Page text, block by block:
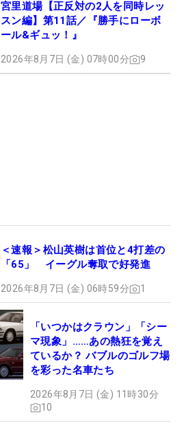
宮里道場【正反対の2人を同時レッ
スン編】第11話／『勝手にローボ
ール&ギュッ！』
2026年8月7日 (金) 07時00分 9
＜速報＞松山英樹は首位と4打差の
「65」 イーグル奪取で好発進
2026年8月7日 (金) 06時59分 1
「いつかはクラウン」「シー
マ現象」……あの熱狂を覚え
ているか？ バブルのゴルフ場
を彩った名車たち
2026年8月7日 (金) 11時30分
10